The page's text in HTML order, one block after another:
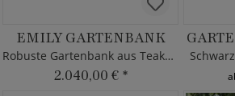
EMILY GARTENBANK
Robuste Gartenbank aus Teakholz
2.040,00 € *